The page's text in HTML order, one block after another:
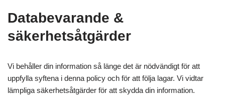
Databevarande &
säkerhetsåtgärder
Vi behåller din information så länge det är nödvändigt för att
uppfylla syftena i denna policy och för att följa lagar. Vi vidtar
lämpliga säkerhetsåtgärder för att skydda din information.